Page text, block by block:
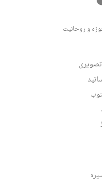
و روحانیت